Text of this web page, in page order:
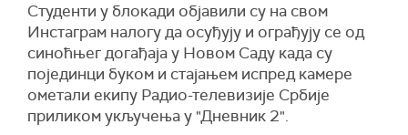
Студенти у блокади објавили су на свом
Инстаграм налогу да осуђују и ограђују се од
синоћњег догађаја у Новом Саду када су
појединци буком и стајањем испред камере
ометали екипу Радио-телевизије Србије
приликом укључења у "Дневник 2".